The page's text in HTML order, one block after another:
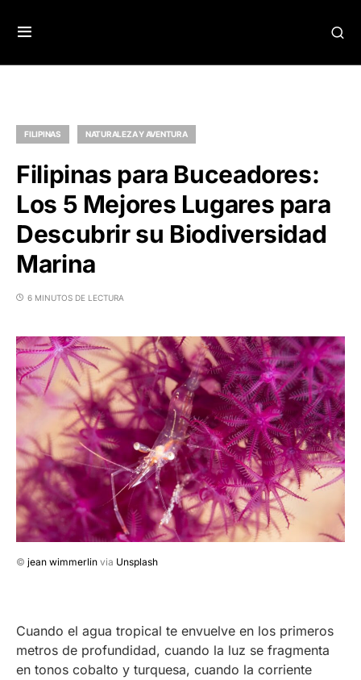
FILIPINAS NATURALEZA Y AVENTURA
Filipinas para Buceadores:
Los 5 Mejores Lugares para
Descubrir su Biodiversidad
Marina
6 MINUTOS DE LECTURA
© jean wimmerlin via Unsplash
Cuando el agua tropical te envuelve en los primeros
metros de profundidad, cuando la luz se fragmenta
en tonos cobalto y turquesa, cuando la corriente